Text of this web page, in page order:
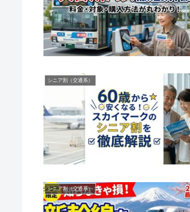
シニア割（交通系）
シニア割（交通系）